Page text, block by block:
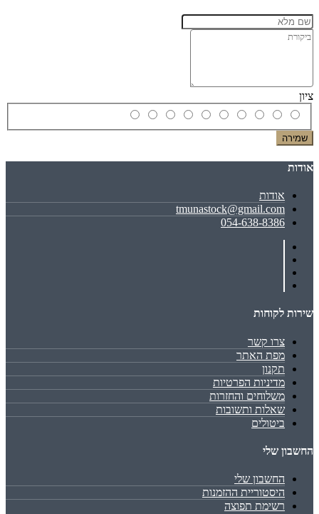
ציון
שמירה
אודות
אודות
tmunastock@gmail.com
054-638-8386
שירות לקוחות
צרו קשר
מפת האתר
תקנון
מדיניות הפרטיות
משלוחים והחזרות
שאלות ותשובות
ביטולים
החשבון שלי
החשבון שלי
היסטוריית ההזמנות
רשימת תפוצה